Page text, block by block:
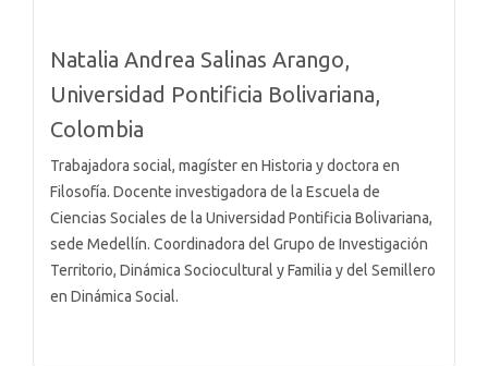
Natalia Andrea Salinas Arango,
Universidad Pontificia Bolivariana,
Colombia
Trabajadora social, magíster en Historia y doctora en
Filosofía. Docente investigadora de la Escuela de
Ciencias Sociales de la Universidad Pontificia Bolivariana,
sede Medellín. Coordinadora del Grupo de Investigación
Territorio, Dinámica Sociocultural y Familia y del Semillero
en Dinámica Social.